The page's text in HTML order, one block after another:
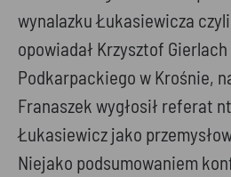
wynalazku Łukasiewicza
opowiadał Krzysztof Gierlach
Podkarpackiego w Krośnie,
Franaszek wygłosił referat
Łukasiewicz jako
Niejako podsumowaniem